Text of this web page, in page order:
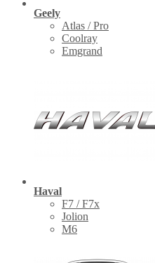
Geely
Atlas / Pro
Coolray
Emgrand
Haval
F7 / F7x
Jolion
M6